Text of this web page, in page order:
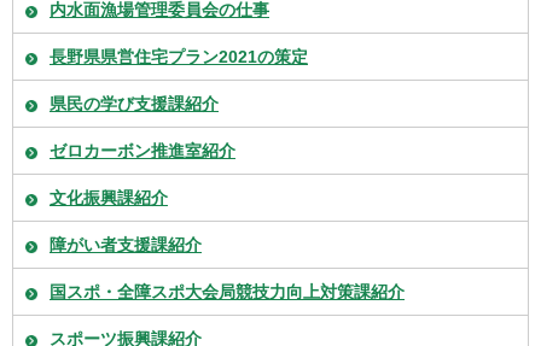
内水面漁場管理委員会の仕事
長野県県営住宅プラン2021の策定
県民の学び支援課紹介
ゼロカーボン推進室紹介
文化振興課紹介
障がい者支援課紹介
国スポ・全障スポ大会局競技力向上対策課紹介
スポーツ振興課紹介